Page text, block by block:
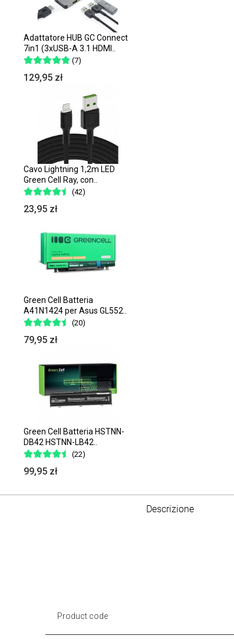
Adattatore HUB GC Connect
7in1 (3xUSB-A 3.1 HDMI..
(7)
129,95 zł
Cavo Lightning 1,2m LED
Green Cell Ray, con..
(42)
23,95 zł
Green Cell Batteria
A41N1424 per Asus GL552..
(20)
79,95 zł
Green Cell Batteria HSTNN-
DB42 HSTNN-LB42..
(22)
99,95 zł
Descrizione
Product code